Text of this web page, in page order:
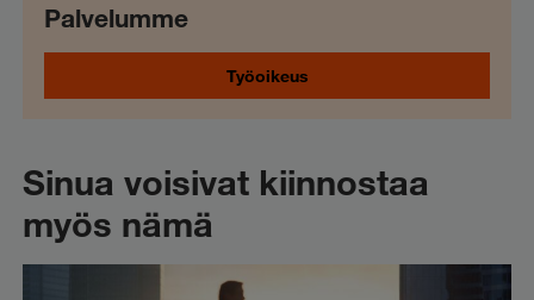
Palvelumme
Työoikeus
Sinua voisivat kiinnostaa
myös nämä